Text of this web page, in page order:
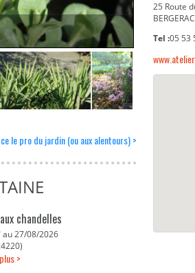
25 Route
Tel :05 53
le pro du jardin (ou aux alentours) >
chandelles
au 27/08/2026
>